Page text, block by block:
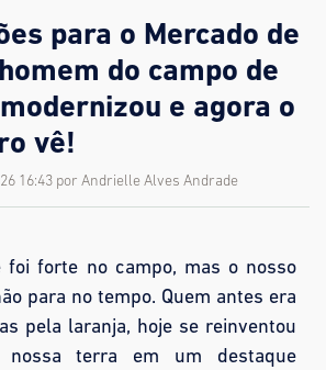
para o Mercado de
do campo de
e agora o
vê!
16:43 por Andrielle Alves Andrade
foi forte no campo, mas o nosso
para no tempo. Quem antes era
pela laranja, hoje se reinventou
nossa terra em um destaque